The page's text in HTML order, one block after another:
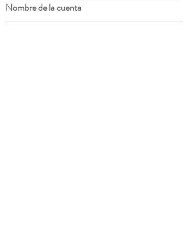
Nombre de la cuenta